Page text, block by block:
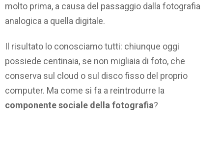
molto prima, a causa del passaggio dalla fotografia
analogica a quella digitale.
Il risultato lo conosciamo tutti: chiunque oggi
possiede centinaia, se non migliaia di foto, che
conserva sul cloud o sul disco fisso del proprio
computer. Ma come si fa a reintrodurre la
componente sociale della fotografia?